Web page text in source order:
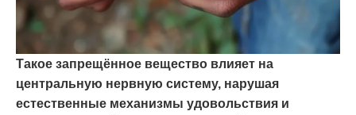
Такое запрещённое вещество влияет на
центральную нервную систему, нарушая
естественные механизмы удовольствия и